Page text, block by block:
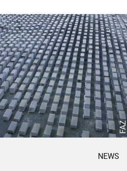
FAZ
NEWS